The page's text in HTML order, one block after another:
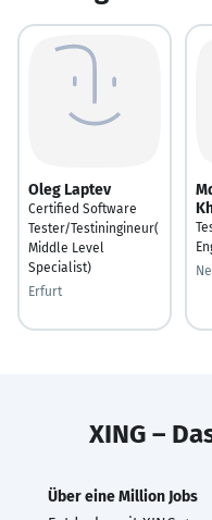
Oleg Laptev
Certified Software
Tester/Testiningineur(
Middle Level
Specialist)
Erfurt
XING –
Über eine Million Jobs